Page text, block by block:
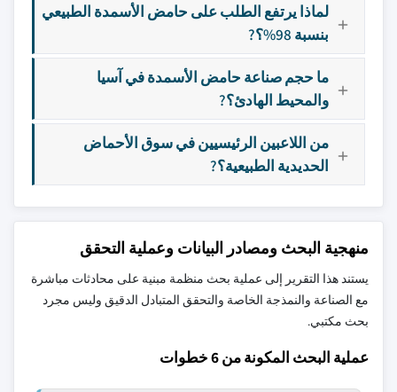
لماذا يرتفع الطلب على حامض الأسمدة الطبيعي
بنسبة 98%؟?
ما حجم صناعة حامض الأسمدة في آسيا
والمحيط الهادئ؟?
من اللاعبين الرئيسيين في سوق الأحماض
الحديدية الطبيعية؟?
منهجية البحث ومصادر البيانات وعملية التحقق
يستند هذا التقرير إلى عملية بحث منظمة مبنية على محادثات مباشرة
مع الصناعة والنمذجة الخاصة والتحقق المتبادل الدقيق وليس مجرد
بحث مكتبي.
عملية البحث المكونة من 6 خطوات